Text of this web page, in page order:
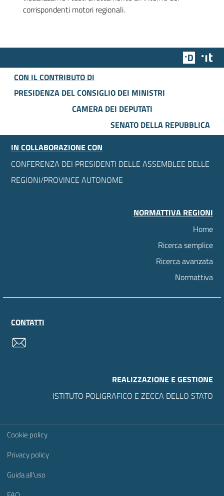
corrispondenti motori regionali.
Team
CON IL CONTRIBUTO DI
PRESIDENZA DEL CONSIGLIO DEI MINISTRI
CAMERA DEI DEPUTATI
SENATO DELLA REPUBBLICA
IN COLLABORAZIONE CON
CONFERENZA DEI PRESIDENTI DELLE ASSEMBLEE DELLE
REGIONI/PROVINCE AUTONOME
NORMATTIVA REGIONI
Home
Ricerca semplice
Ricerca avanzata
Normattiva
CONTATTI
REALIZZAZIONE E GESTIONE
ISTITUTO POLIGRAFICO E ZECCA DELLO STATO
Sezione Link Utili
Cookie policy
Privacy policy
Guida all'uso